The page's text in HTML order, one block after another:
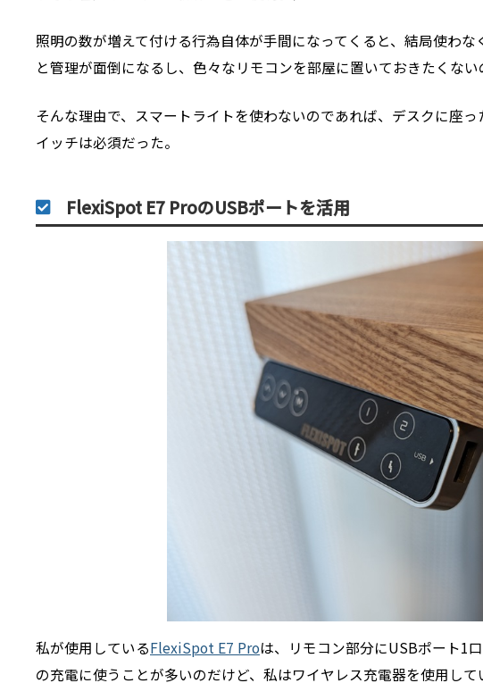
照明の数が増えて付ける行為自体が手間になってくると、結局使わ
と管理が面倒になるし、色々なリモコンを部屋に置いておきたくな
そんな理由で、スマートライトを使わないのであれば、デスクに座
イッチは必須だった。
FlexiSpot E7 ProのUSBポートを活用
私が使用しているFlexiSpot E7 Proは、リモコン部分にUSBポート1
の充電に使うことが多いのだけど、私はワイヤレス充電器を使用して